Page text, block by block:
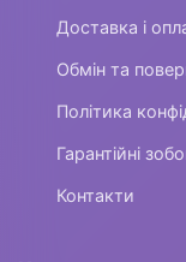
Доставка і
Обмін та
Політика
Гарантійні
Контакти